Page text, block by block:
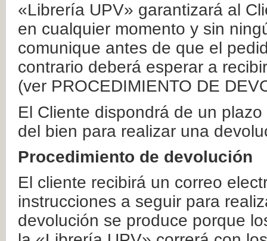
«Librería UPV» garantizará al
en cualquier momento y sin
comunique antes de que el
contrario deberá esperar a
(ver PROCEDIMIENTO DE
El Cliente dispondrá de un
del bien para realizar una
Procedimiento de devolución
El cliente recibirá un correo
instrucciones a seguir para
devolución se produce porque